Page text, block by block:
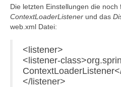
Die letzten Einstellungen die noch
ContextLoaderListener und das
web.xml Datei:
<listener>
<listener-
</listener>